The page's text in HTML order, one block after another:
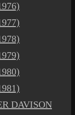
DAVISON